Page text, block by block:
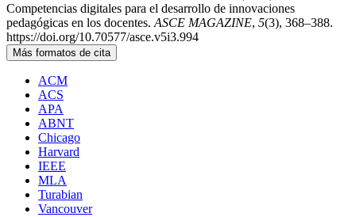
Competencias digitales para el desarrollo de innovaciones
pedagógicas en los docentes. ASCE MAGAZINE, 5(3), 368–388.
https://doi.org/10.70577/asce.v5i3.994
Más formatos de cita
ACM
ACS
APA
ABNT
Chicago
Harvard
IEEE
MLA
Turabian
Vancouver